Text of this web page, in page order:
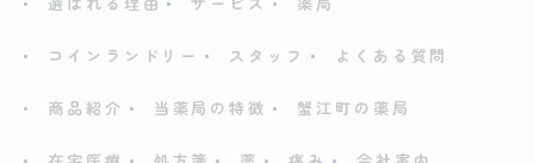
コインランドリー スタッフ よくある質問
商品紹介 当薬局の特徴 蟹江町の薬局